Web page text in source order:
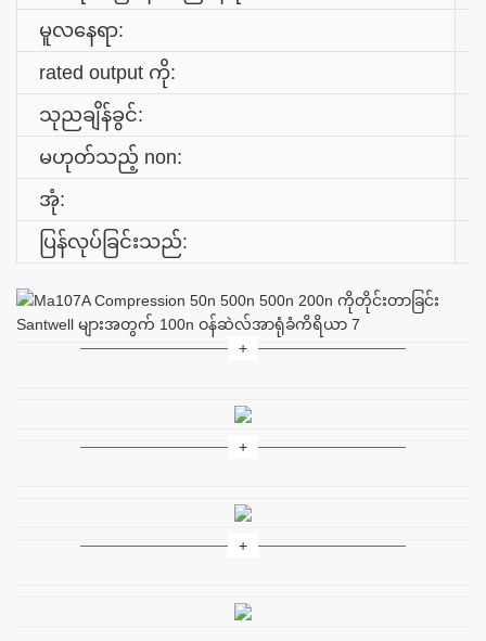
မူလနေရာ:
rated output ကို:
သုညချိန်ခွင်:
မဟုတ်သည့် non:
အုံ:
ပြန်လုပ်ခြင်းသည်: